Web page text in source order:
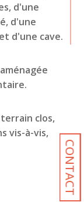
CONTACT
d'une
d'une
d'une cave.
clos,
vis-à-vis,